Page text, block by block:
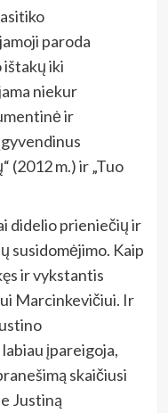
paroda
ištakų iki
niekur
ir
(2012 m.) ir „Tuo
didelio prieniečių ir
susidomėjimo. Kaip
ir vykstantis
Marcinkevičiui. Ir
įpareigoja,
skaičiusi
Justiną